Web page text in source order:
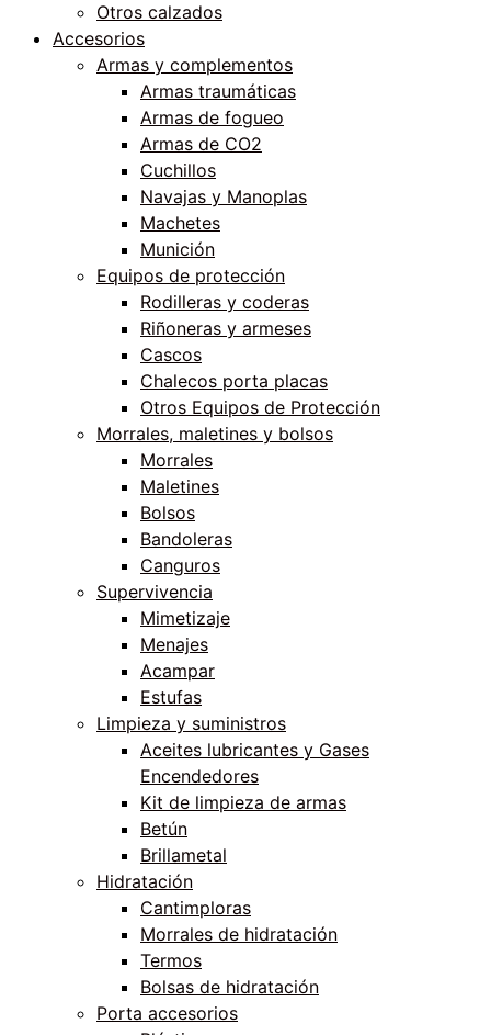
Otros calzados
Accesorios
Armas y complementos
Armas traumáticas
Armas de fogueo
Armas de CO2
Cuchillos
Navajas y Manoplas
Machetes
Munición
Equipos de protección
Rodilleras y coderas
Riñoneras y armeses
Cascos
Chalecos porta placas
Otros Equipos de Protección
Morrales, maletines y bolsos
Morrales
Maletines
Bolsos
Bandoleras
Canguros
Supervivencia
Mimetizaje
Menajes
Acampar
Estufas
Limpieza y suministros
Aceites lubricantes y Gases
Encendedores
Kit de limpieza de armas
Betún
Brillametal
Hidratación
Cantimploras
Morrales de hidratación
Termos
Bolsas de hidratación
Porta accesorios